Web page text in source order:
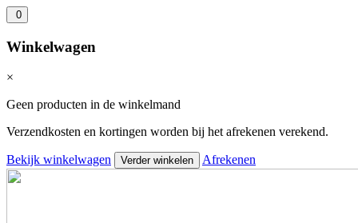
0
Winkelwagen
×
Geen producten in de winkelmand
Verzendkosten en kortingen worden bij het afrekenen verekend.
Bekijk winkelwagen Verder winkelen Afrekenen